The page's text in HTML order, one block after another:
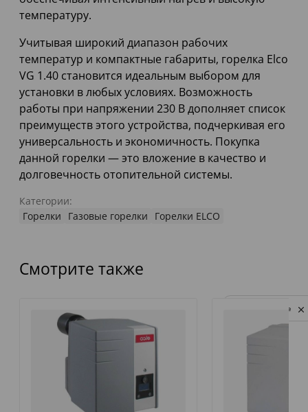
температуру.
Учитывая широкий диапазон рабочих
температур и компактные габариты, горелка Elco
VG 1.40 становится идеальным выбором для
установки в любых условиях. Возможность
работы при напряжении 230 В дополняет список
преимуществ этого устройства, подчеркивая его
универсальность и экономичность. Покупка
данной горелки — это вложение в качество и
долговечность отопительной системы.
Категории:
Горелки
Газовые горелки Горелки ELCO
Смотрите также
Privacy notice